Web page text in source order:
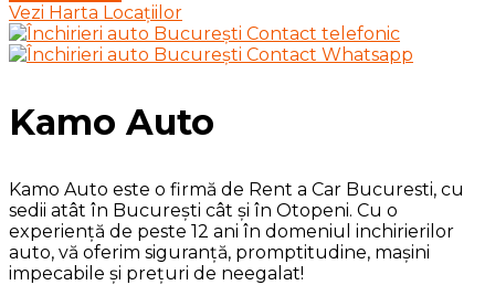
Vezi Harta Locațiilor
Kamo Auto
Kamo Auto este o firmă de Rent a Car Bucuresti, cu
sedii atât în București cât și în Otopeni. Cu o
experiență de peste 12 ani în domeniul inchirierilor
auto, vă oferim siguranță, promptitudine, mașini
impecabile și prețuri de neegalat!